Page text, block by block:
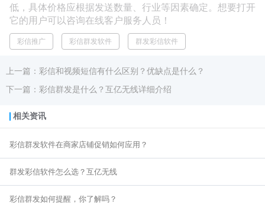
低，具体价格应根据发送数量、行业等因素确定。想要打开
它的用户可以咨询在线客户服务人员！
彩信推广 彩信群发软件 群发彩信软件
上一篇：彩信和视频短信有什么区别？优缺点是什么？
下一篇：彩信群发是什么？互亿无线详细介绍
相关资讯
彩信群发软件在商家店铺促销如何应用？
群发彩信软件怎么选？互亿无线
彩信群发如何提醒，你了解吗？